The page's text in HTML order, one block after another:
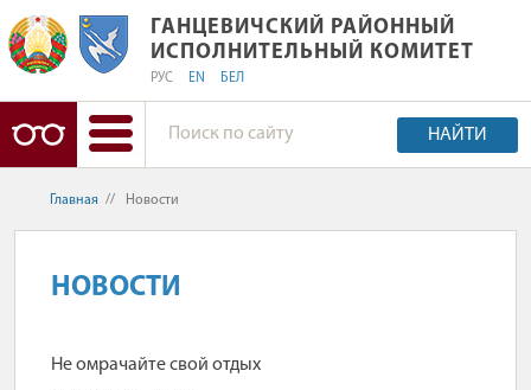
ГАНЦЕВИЧСКИЙ РАЙОННЫЙ
ГАНЦЕВИЧСКИЙ РАЙОННЫЙ
ИСПОЛНИТЕЛЬНЫЙ КОМИТЕТ
РУС EN БЕЛ
НАЙТИ
Главная // Новости
НОВОСТИ
Не омрачайте свой отдых